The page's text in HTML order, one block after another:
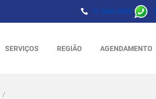
11 3641-6993
SERVIÇOS REGIÃO AGENDAMENTO
/